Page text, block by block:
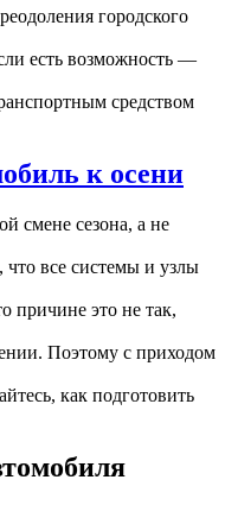
городского
есть возможность —
средством
к осени
смене сезона, а не
что все системы и узлы
причине это не так,
Поэтому с приходом
как подготовить